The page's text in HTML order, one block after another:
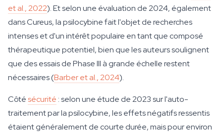
et al., 2022). Et selon une évaluation de 2024, également
dans Cureus, la psilocybine fait l'objet de recherches
intenses et d'un intérêt populaire en tant que composé
thérapeutique potentiel, bien que les auteurs soulignent
que des essais de Phase III à grande échelle restent
nécessaires (Barber et al., 2024).
Côtésécurité : selon une étude de 2023 sur l'auto-
traitement par la psilocybine, les effets négatifs ressentis
étaient généralement de courte durée, mais pour environ